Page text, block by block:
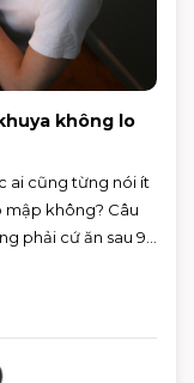
không lo
ai cũng từng nói ít
mập không? Câu
phải cứ ăn sau 9